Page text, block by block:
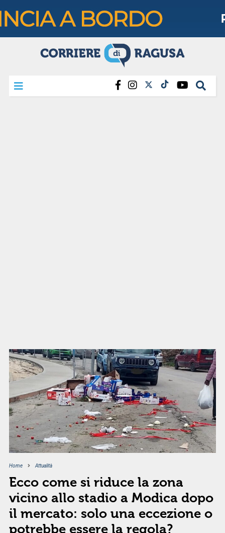
Home Attualità
Ecco come si riduce la zona
vicino allo stadio a Modica dopo
il mercato: solo una eccezione o
potrebbe essere la regola?